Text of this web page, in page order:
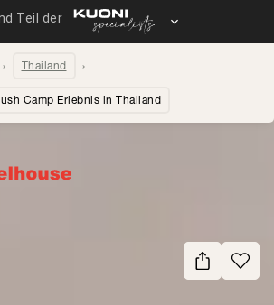
Thailand
Camp Erlebnis in Thailand